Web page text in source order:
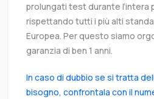
prolungati test durante l’intera
rispettando tutti i più alti
Europea. Per questo siamo
garanzia di ben 1 anni.
In caso di dubbio se si tratta
bisogno, confrontala con il